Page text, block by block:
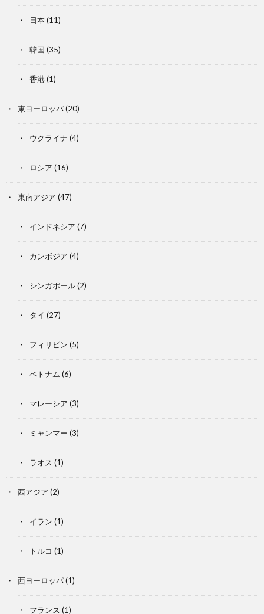
日本(11)
韓国 (35)
香港(1)
東ヨーロッパ(20)
ウクライナ (4)
ロシア (16)
東南アジア (47)
インドネシア (7)
カンボジア (4)
シンガポール(2)
タイ (27)
フィリピン (5)
ベトナム (6)
マレーシア (3)
ミャンマー (3)
ラオス (1)
西アジア (2)
イラン (1)
トルコ (1)
西ヨーロッパ(1)
フランス (1)